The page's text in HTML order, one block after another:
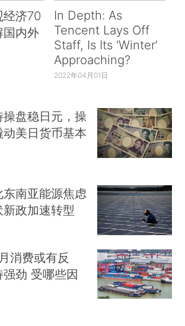
经济70
国内外
In Depth: As
Tencent Lays Off
Staff, Is Its ‘Winter’
Approaching?
2022年04月01日
盘稳日元，操
美日货币基本
南亚能源焦虑
政加速转型
消费或有反
劲 受哪些因